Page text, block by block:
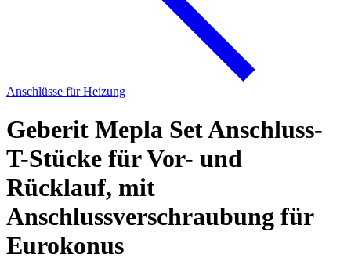
Anschlüsse für Heizung
Geberit Mepla Set Anschluss-
T-Stücke für Vor- und
Rücklauf, mit
Anschlussverschraubung für
Eurokonus